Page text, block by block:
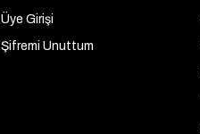
Üye Girişi
Şifremi Unuttum